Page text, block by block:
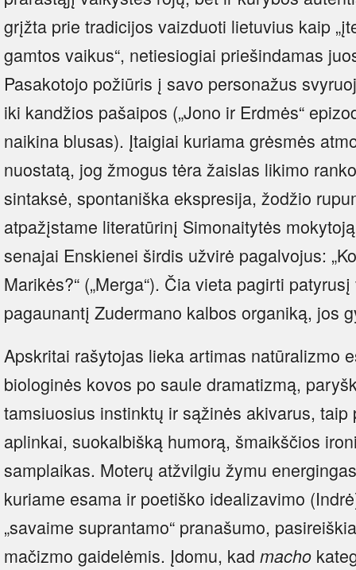
grįžta prie tradicijos vaizduoti lietuvius kaip
gamtos vaikus“, netiesiogiai priešindamas
Pasakotojo požiūris į savo personažus
iki kandžios pašaipos („Jono ir Erdmės“
naikina blusas). Įtaigiai kuriama grėsmės
nuostatą, jog žmogus tėra žaislas likimo
sintaksė, spontaniška ekspresija, žodžio
atpažįstame literatūrinį Simonaitytės
senajai Enskienei širdis užvirė pagalvojus:
Marikės?“ („Merga“). Čia vieta pagirti
pagaunantį Zudermano kalbos organiką, jos
Apskritai rašytojas lieka artimas natūralizmo
biologinės kovos po saule dramatizmą,
tamsiuosius instinktų ir sąžinės akivarus,
aplinkai, suokalbišką humorą, šmaikščios
samplaikas. Moterų atžvilgiu žymu
kuriame esama ir poetiško idealizavimo
„savaime suprantamo“ pranašumo,
mačizmo gaidelėmis. Įdomu, kad macho